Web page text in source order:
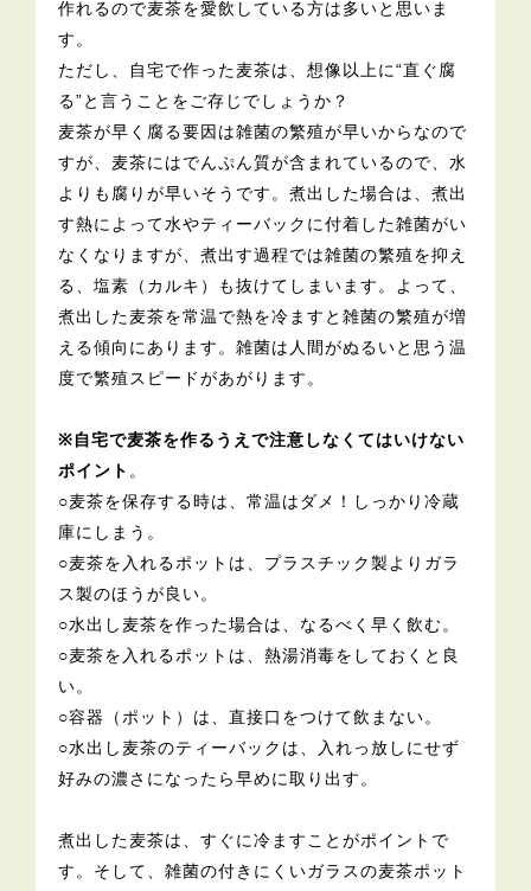
作れるので麦茶を愛飲している方は多いと思いま
す。
ただし、自宅で作った麦茶は、想像以上に“直ぐ腐
る”と言うことをご存じでしょうか？
麦茶が早く腐る要因は雑菌の繁殖が早いからなので
すが、麦茶にはでんぷん質が含まれているので、水
よりも腐りが早いそうです。煮出した場合は、煮出
す熱によって水やティーバックに付着した雑菌がい
なくなりますが、煮出す過程では雑菌の繁殖を抑え
る、塩素（カルキ）も抜けてしまいます。よって、
煮出した麦茶を常温で熱を冷ますと雑菌の繁殖が増
える傾向にあります。雑菌は人間がぬるいと思う温
度で繁殖スピードがあがります。
※自宅で麦茶を作るうえで注意しなくてはいけない
ポイント 。
○麦茶を保存する時は、常温はダメ！しっかり冷蔵
庫にしまう。
○麦茶を入れるポットは、プラスチック製よりガラ
ス製のほうが良い。
○水出し麦茶を作った場合は、なるべく早く飲む。
○麦茶を入れるポットは、熱湯消毒をしておくと良
い。
○容器（ポット）は、直接口をつけて飲まない。
○水出し麦茶のティーバックは、入れっ放しにせず
好みの濃さになったら早めに取り出す。
煮出した麦茶は、すぐに冷ますことがポイントで
す。そして、雑菌の付きにくいガラスの麦茶ポット